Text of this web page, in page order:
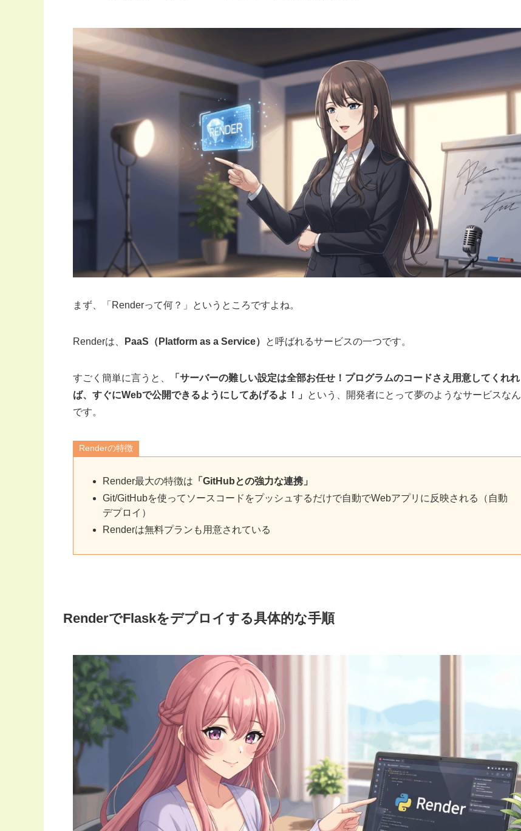
まず、「Renderって何？」というところですよね。
Renderは、 PaaS（Platform as a Service） と呼ばれるサービスの一つです。
すごく簡単に言うと、
「サーバーの難しい設定は全部お任せ！プログラムのコードさえ用意してくれれ
ば、すぐにWebで公開できるようにしてあげるよ！」
という、開発者にとって夢のようなサービスなん
です。
Renderの特徴
Render最大の特徴は 「GitHubとの強力な連携」
Git/GitHubを使ってソースコードをプッシュするだけで自動でWebアプリに反映される（自動
デプロイ）
Renderは無料プランも用意されている
RenderでFlaskをデプロイする具体的な手順